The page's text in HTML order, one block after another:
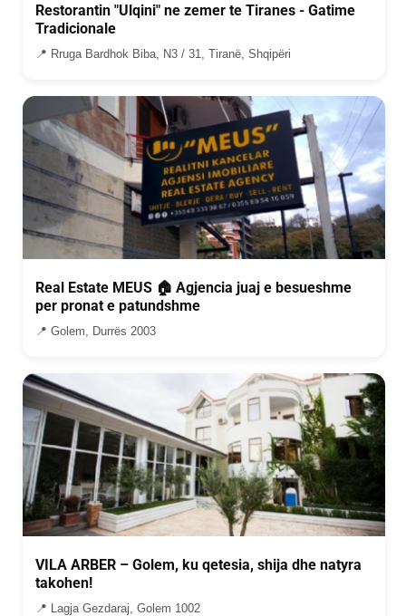
Restorantin "Ulqini" ne zemer te Tiranes - Gatime
Tradicionale
📍 Rruga Bardhok Biba, N3 / 31, Tiranë, Shqipëri
Real Estate MEUS 🏠 Agjencia juaj e besueshme
per pronat e patundshme
📍 Golem, Durrës 2003
VILA ARBER – Golem, ku qetesia, shija dhe natyra
takohen!
📍 Lagja Gezdaraj, Golem 1002